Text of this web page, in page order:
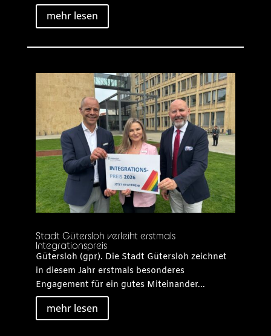
mehr lesen
Stadt Gütersloh verleiht erstmals
Integrationspreis
Gütersloh (gpr). Die Stadt Gütersloh zeichnet
in diesem Jahr erstmals besonderes
Engagement für ein gutes Miteinander...
mehr lesen